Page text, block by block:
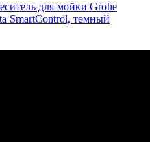
для мойки Grohe
SmartControl, темный